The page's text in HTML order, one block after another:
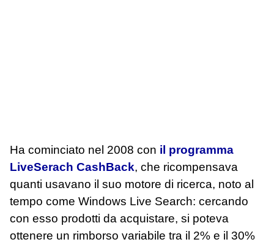
Ha cominciato nel 2008 con il programma
LiveSerach CashBack, che ricompensava
quanti usavano il suo motore di ricerca, noto al
tempo come Windows Live Search: cercando
con esso prodotti da acquistare, si poteva
ottenere un rimborso variabile tra il 2% e il 30%